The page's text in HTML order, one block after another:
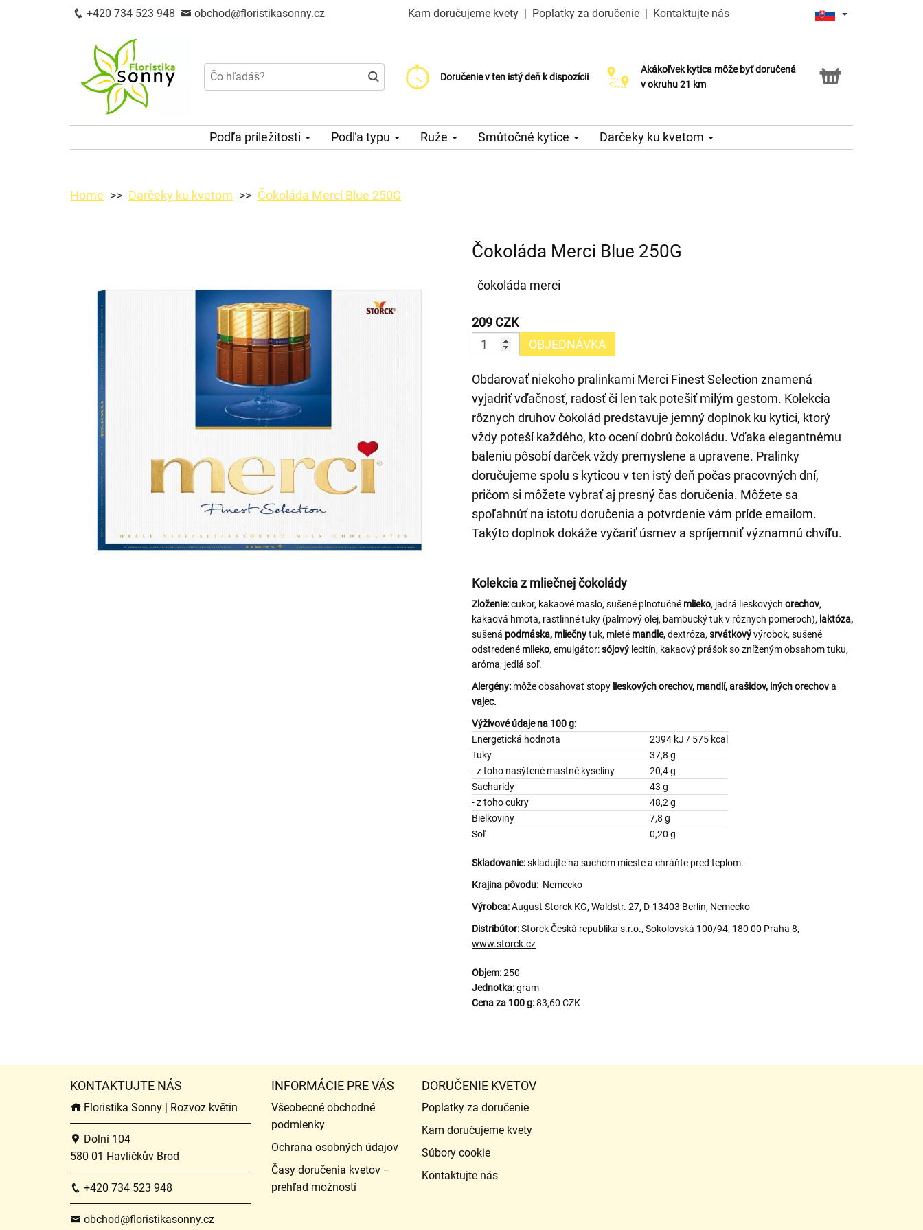
+420 734 523 948 obchod@floristikasonny.cz Kam doručujeme kvety | Poplatky za doručenie | Kontaktujte nás
Doručenie v ten istý deň k dispozícii
Poplatok za doručenie od 99 CZK
Vyberte si dátum doručenia
Akákoľvek kytica môže byť doručená
v okruhu 21 km
Služba Click & Collect
Podľa príležitosti Podľa typu Ruže Smútočné kytice Darčeky ku kvetom
Home Darčeky ku kvetom Čokoláda Merci Blue 250G
Čokoláda Merci Blue 250G
čokoláda merci
209 CZK
OBJEDNÁVKA
Obdarovať niekoho pralinkami Merci Finest Selection znamená
vyjadriť vďačnosť, radosť či len tak potešiť milým gestom. Kolekcia
rôznych druhov čokolád predstavuje jemný doplnok ku kytici, ktorý
vždy poteší každého, kto ocení dobrú čokoládu. Vďaka elegantnému
baleniu pôsobí darček vždy premyslene a upravene. Pralinky
doručujeme spolu s kyticou v ten istý deň počas pracovných dní,
pričom si môžete vybrať aj presný čas doručenia. Môžete sa
spoľahnúť na istotu doručenia a potvrdenie vám príde emailom.
Takýto doplnok dokáže vyčariť úsmev a spríjemniť významnú chvíľu.
Kolekcia z mliečnej čokolády
Zloženie:cukor, kakaové maslo, sušené plnotučné mlieko, jadrá lieskových orechov,
kakaová hmota, rastlinné tuky (palmový olej, bambucký tuk v rôznych pomeroch), laktóza,
sušená podmáska, mliečnytuk, mleté mandle,dextróza, srvátkovývýrobok, sušené
odstredené mlieko, emulgátor:sójový lecitín, kakaový prášok so zníženým obsahom tuku,
aróma, jedlá soľ.
Alergény: môže obsahovať stopy lieskových orechov, mandlí, arašidov, iných orechova
vajec.
Výživové údaje na 100 g:
Energetická hodnota
2394 kJ / 575 kcal
Tuky
37,8 g
- z toho nasýtené mastné kyseliny 20,4 g
Sacharidy
43 g
- z toho cukry
48,2 g
Bielkoviny
7,8 g
Soľ
0,20 g
Skladovanie:skladujte na suchom mieste a chráňte pred teplom.
Krajina pôvodu: Nemecko
Výrobca:August Storck KG, Waldstr. 27, D-13403 Berlín, Nemecko
Distribútor:Storck Česká republika s.r.o., Sokolovská 100/94, 180 00 Praha 8,
www.storck.cz
Objem:250
Jednotka:gram
Cena za 100 g:83,60 CZK
KONTAKTUJTE NÁS
Floristika Sonny | Rozvoz květin
Dolní 104
580 01 Havlíčkův Brod
+420 734 523 948
obchod@floristikasonny.cz
INFORMÁCIE PRE VÁS
Všeobecné obchodné
podmienky
Ochrana osobných údajov
Časy doručenia kvetov –
prehľad možností
DORUČENIE KVETOV
Poplatky za doručenie
Kam doručujeme kvety
Súbory cookie
Kontaktujte nás